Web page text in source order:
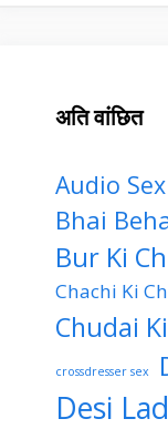
अति वांछित
Audio
Bhai
Bur Ki
Chachi Ki
Chudai
crossdresser sex
Desi